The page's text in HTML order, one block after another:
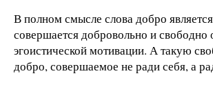
В полном смысле слова добро
совершается добровольно и свободно
эгоистической мотивации. А такую
добро, совершаемое не ради себя, а